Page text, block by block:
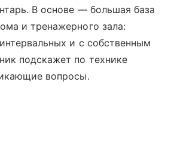
В основе — большая база
и тренажерного зала:
и с собственным
подскажет по технике
вопросы.